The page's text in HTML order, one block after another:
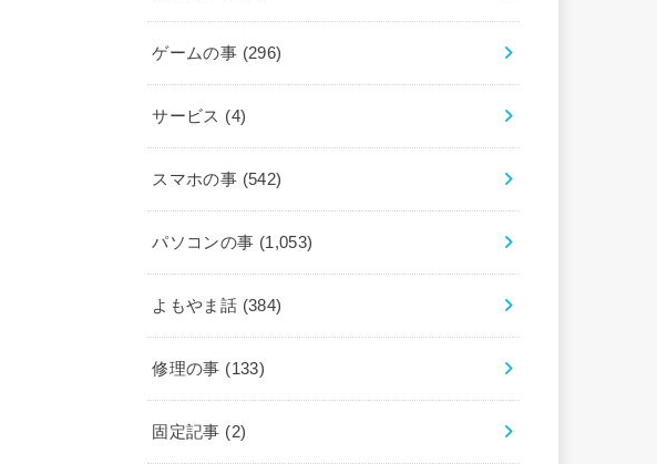
ゲームの事 (296)
サービス (4)
スマホの事 (542)
パソコンの事 (1,053)
よもやま話 (384)
修理の事 (133)
固定記事 (2)